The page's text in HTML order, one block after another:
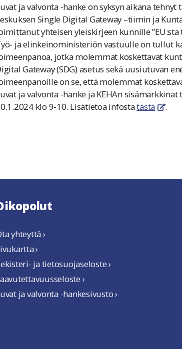
ja valvonta -hanke on syksyn aikana
Single Digital Gateway –tiimin ja
yhteisen yleiskirjeen kunnille
ja elinkeinoministeriön vastuulle on tullut
jotka molemmat koskettavat
Gateway (SDG) asetus sekä uusiutuvan
on se, että molemmat
ja valvonta -hanke ja KEHAn
klo 9-10. Lisätietoa infostatästä linkki
.
ikkunaan
yhteyttä ›
›
ja tietosuojaseloste ›
›
ja valvonta -hankesivusto ›